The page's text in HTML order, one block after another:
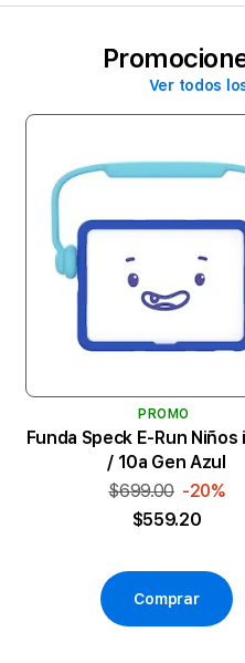
Ver todos
PROMO
Funda Speck E-Run Niños
/ 10a Gen Azul
$699.00 -20%
$559.20
Comprar